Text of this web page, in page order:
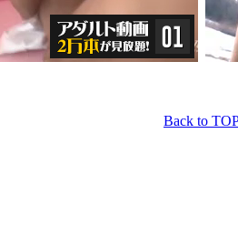
Back to